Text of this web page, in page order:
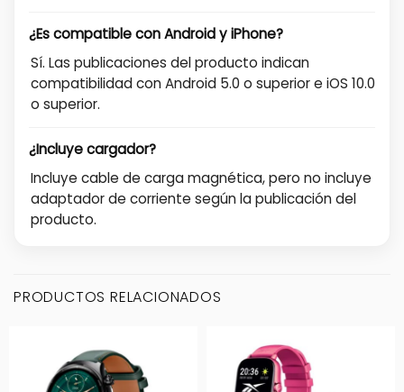
¿Es compatible con Android y iPhone?
Sí. Las publicaciones del producto indican
compatibilidad con Android 5.0 o superior e iOS 10.0
o superior.
¿Incluye cargador?
Incluye cable de carga magnética, pero no incluye
adaptador de corriente según la publicación del
producto.
PRODUCTOS RELACIONADOS